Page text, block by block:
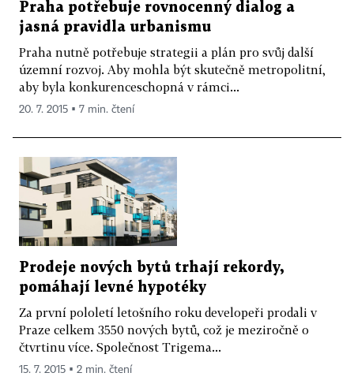
Praha potřebuje rovnocenný dialog a
jasná pravidla urbanismu
Praha nutně potřebuje strategii a plán pro svůj další
územní rozvoj. Aby mohla být skutečně metropolitní,
aby byla konkurenceschopná v rámci...
20. 7. 2015 ▪ 7 min. čtení
Prodeje nových bytů trhají rekordy,
pomáhají levné hypotéky
Za první pololetí letošního roku developeři prodali v
Praze celkem 3550 nových bytů, což je meziročně o
čtvrtinu více. Společnost Trigema...
15. 7. 2015 ▪ 2 min. čtení